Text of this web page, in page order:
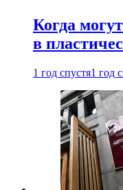
Когда
в
1 год спустя1 год